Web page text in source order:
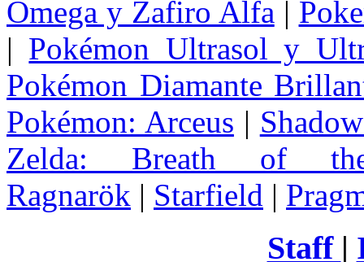
Omega y Zafiro Alfa |
| Pokémon Ultrasol y
Pokémon Diamante
Pokémon: Arceus |
Zelda: Breath of
Ragnarök | Starfield |
Staff |